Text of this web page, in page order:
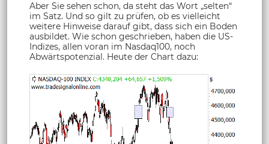
Aber Sie sehen schon, da steht das Wort „selten“
im Satz. Und so gilt zu prüfen, ob es vielleicht
weitere Hinweise darauf gibt, dass sich ein Boden
ausbildet. Wie schon geschrieben, haben die US-
Indizes, allen voran im Nasdaq100, noch
Abwärtspotenzial. Heute der Chart dazu: